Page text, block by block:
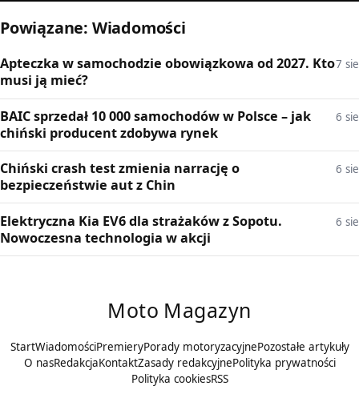
Powiązane: Wiadomości
Apteczka w samochodzie obowiązkowa od 2027. Kto
musi ją mieć?
7 sie
BAIC sprzedał 10 000 samochodów w Polsce – jak
chiński producent zdobywa rynek
6 sie
Chiński crash test zmienia narrację o
bezpieczeństwie aut z Chin
6 sie
Elektryczna Kia EV6 dla strażaków z Sopotu.
Nowoczesna technologia w akcji
6 sie
Moto Magazyn
StartWiadomościPremieryPorady motoryzacyjnePozostałe artykuły
O nasRedakcjaKontaktZasady redakcyjnePolityka prywatności
Polityka cookiesRSS